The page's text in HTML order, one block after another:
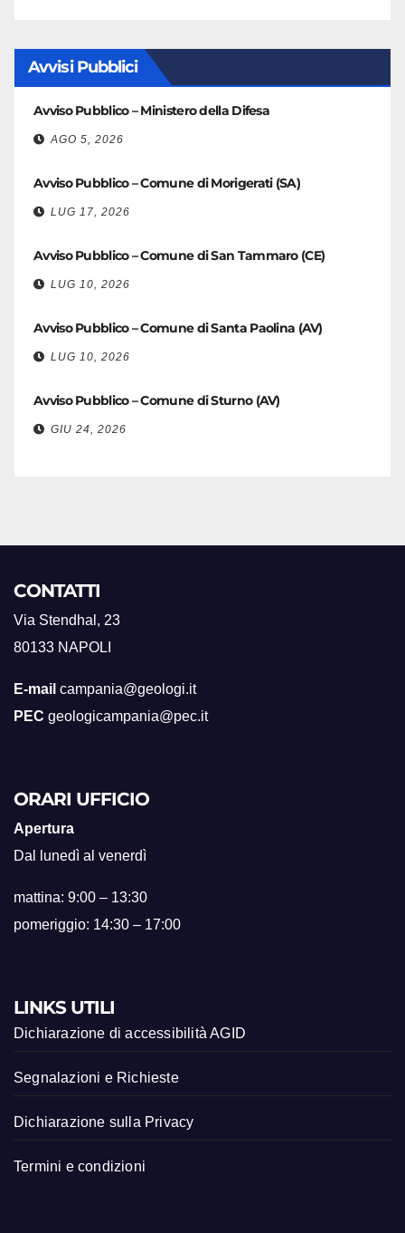
Avvisi Pubblici
Avviso Pubblico – Ministero della Difesa
AGO 5, 2026
Avviso Pubblico – Comune di Morigerati (SA)
LUG 17, 2026
Avviso Pubblico – Comune di San Tammaro (CE)
LUG 10, 2026
Avviso Pubblico – Comune di Santa Paolina (AV)
LUG 10, 2026
Avviso Pubblico – Comune di Sturno (AV)
GIU 24, 2026
CONTATTI
Via Stendhal, 23
80133 NAPOLI
E-mail campania@geologi.it
PEC geologicampania@pec.it
ORARI UFFICIO
Apertura
Dal lunedì al venerdì
mattina: 9:00 – 13:30
pomeriggio: 14:30 – 17:00
LINKS UTILI
Dichiarazione di accessibilità AGID
Segnalazioni e Richieste
Dichiarazione sulla Privacy
Termini e condizioni